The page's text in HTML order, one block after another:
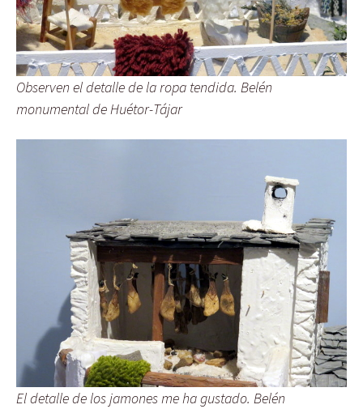
Observen el detalle de la ropa tendida. Belén
monumental de Huétor-Tájar
El detalle de los jamones me ha gustado. Belén